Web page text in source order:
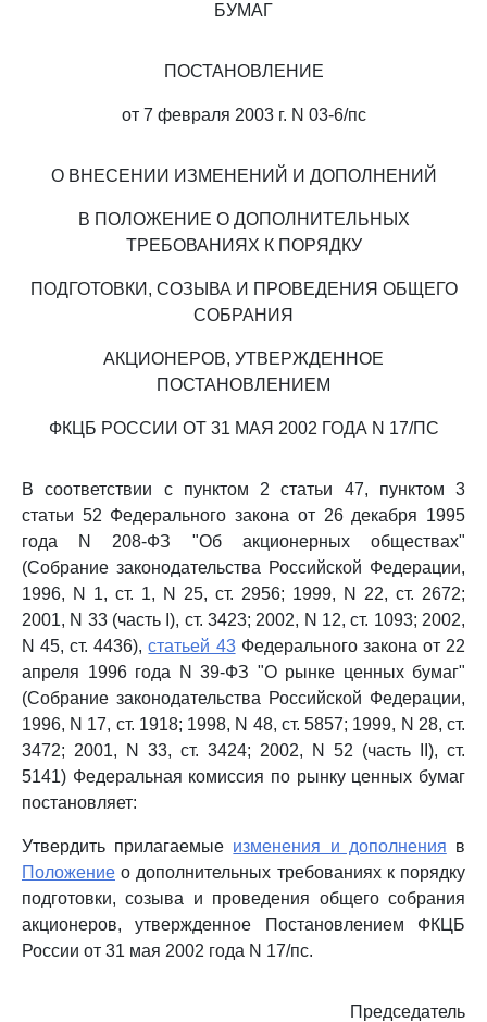
БУМАГ
ПОСТАНОВЛЕНИЕ
от 7 февраля 2003 г. N 03-6/пс
О ВНЕСЕНИИ ИЗМЕНЕНИЙ И ДОПОЛНЕНИЙ
В ПОЛОЖЕНИЕ О ДОПОЛНИТЕЛЬНЫХ
ТРЕБОВАНИЯХ К ПОРЯДКУ
ПОДГОТОВКИ, СОЗЫВА И ПРОВЕДЕНИЯ ОБЩЕГО
СОБРАНИЯ
АКЦИОНЕРОВ, УТВЕРЖДЕННОЕ
ПОСТАНОВЛЕНИЕМ
ФКЦБ РОССИИ ОТ 31 МАЯ 2002 ГОДА N 17/ПС
В соответствии с пунктом 2 статьи 47, пунктом 3
статьи 52 Федерального закона от 26 декабря 1995
года N 208-ФЗ "Об акционерных обществах"
(Собрание законодательства Российской Федерации,
1996, N 1, ст. 1, N 25, ст. 2956; 1999, N 22, ст. 2672;
2001, N 33 (часть I), ст. 3423; 2002, N 12, ст. 1093; 2002,
N 45, ст. 4436),статьей 43Федерального закона от 22
апреля 1996 года N 39-ФЗ "О рынке ценных бумаг"
(Собрание законодательства Российской Федерации,
1996, N 17, ст. 1918; 1998, N 48, ст. 5857; 1999, N 28, ст.
3472; 2001, N 33, ст. 3424; 2002, N 52 (часть II), ст.
5141) Федеральная комиссия по рынку ценных бумаг
постановляет:
Утвердить прилагаемые изменения и дополнения в
Положение о дополнительных требованиях к порядку
подготовки, созыва и проведения общего собрания
акционеров, утвержденное Постановлением ФКЦБ
России от 31 мая 2002 года N 17/пс.
Председатель